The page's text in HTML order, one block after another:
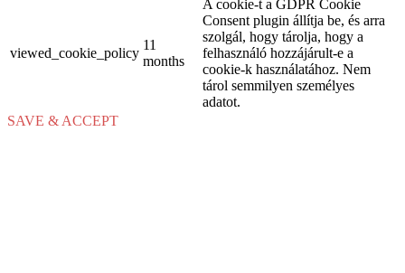
viewed_cookie_policy
11
months
A cookie-t a GDPR Cookie
Consent plugin állítja be, és arra
szolgál, hogy tárolja, hogy a
felhasználó hozzájárult-e a
cookie-k használatához. Nem
tárol semmilyen személyes
adatot.
SAVE & ACCEPT